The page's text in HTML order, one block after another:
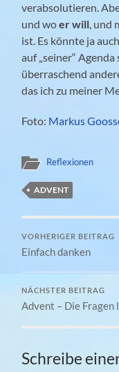
verabsolutieren.
und woer will, und
ist. Es könnte ja
auf „seiner“
überraschend
das ich zu meiner
Foto: Markus
Reflexionen
ADVENT
VORHERIGER BEITRAG
Einfach danken
NÄCHSTER BEITRAG
Advent – Die Fragen
Schreibe